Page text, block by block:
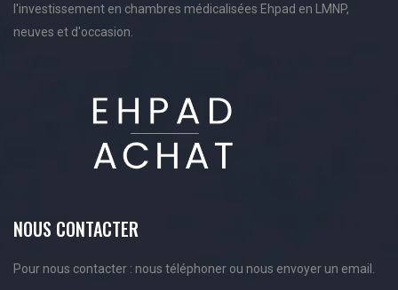
l'investissement en chambres médicalisées Ehpad en LMNP,
neuves et d'occasion.
NOUS CONTACTER
Pour nous contacter : nous téléphoner ou nous envoyer un email.